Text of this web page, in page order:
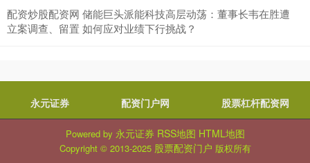
配资炒股配资网 储能巨头派能科技高层动荡：董事长韦在胜遭
立案调查、留置 如何应对业绩下行挑战？
永元证券 配资门户网 股票杠杆配资网
Powered by 永元证券 RSS地图 HTML地图
Copyright © 2013-2025 股票配资门户 版权所有